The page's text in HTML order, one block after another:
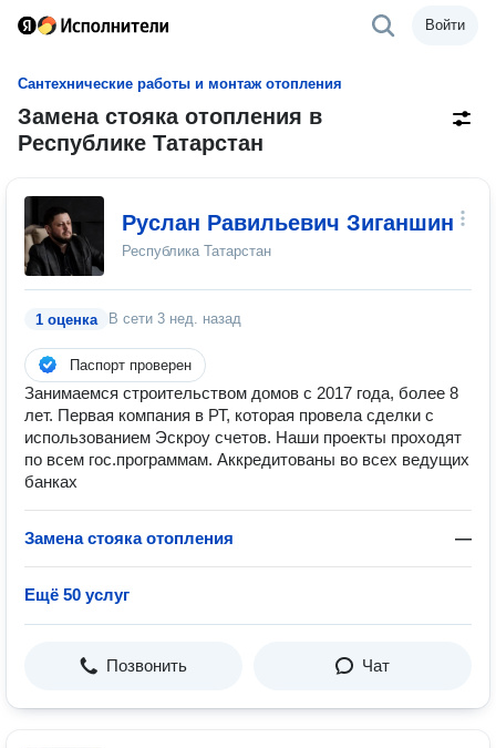
Войти
Сантехнические работы и монтаж отопления
Замена стояка отопления в
Республике Татарстан
Руслан Равильевич Зиганшин
Республика Татарстан
1 оценка В сети 3 нед. назад
Паспорт проверен
Занимаемся строительством домов с 2017 года, более 8
лет. Первая компания в РТ, которая провела сделки с
использованием Эскроу счетов. Наши проекты проходят
по всем гос.программам. Аккредитованы во всех ведущих
банках
Замена стояка отопления —
Ещё 50 услуг
Позвонить Чат